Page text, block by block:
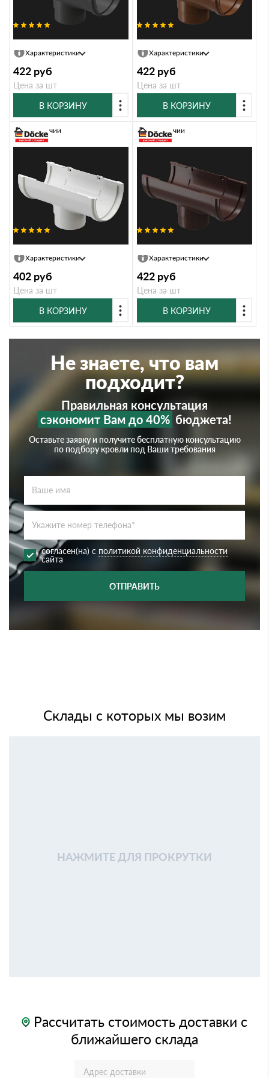
Воронка PREMIUM, графит
Характеристики
422 руб
Цена за шт
В КОРЗИНУ
Воронка PREMIUM, каштан
Характеристики
422 руб
Цена за шт
В КОРЗИНУ
Воронка PREMIUM, пломбир
В наличии
Характеристики
402 руб
Цена за шт
В КОРЗИНУ
Воронка PREMIUM, шоколад
В наличии
Характеристики
422 руб
Цена за шт
В КОРЗИНУ
Не знаете, что вам
подходит?
Правильная консультация
сэкономит Вам до 40% бюджета!
Оставьте заявку и получите бесплатную консультацию
по подбору кровли под Ваши требования
согласен(на) с политикой конфиденциальности
сайта
ОТПРАВИТЬ
Склады с которых мы возим
НАЖМИТЕ ДЛЯ ПРОКРУТКИ
Рассчитать стоимость доставки с
ближайшего склада